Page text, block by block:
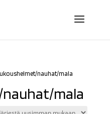
nauhat/mala
mala